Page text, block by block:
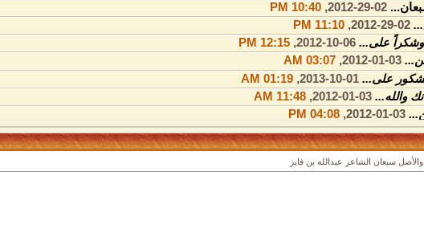
02-29-2012,
10:40 PM
02-29-2012,
11:10 PM
وشكراً على... 06-10-2012,
12:15 PM
03-01-2012,
03:07 AM
على... 01-10-2013,
01:19 AM
والله... 03-01-2012,
11:48 AM
03-01-2012,
04:08 PM
الله...03-01-2012,
07:25 PM
03-01-2012,
11:47 PM
صح لسان...03-02-2012,
والأصل سبعان الشاعر عبدالله بن فايز